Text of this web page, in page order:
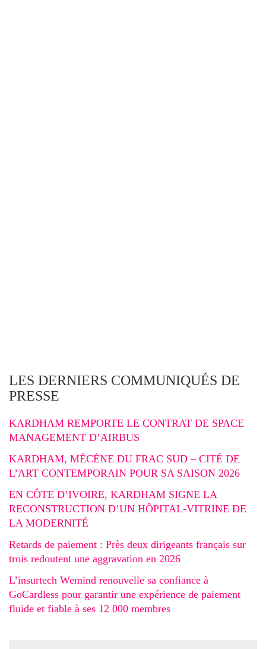
LES DERNIERS COMMUNIQUÉS DE
PRESSE
KARDHAM REMPORTE LE CONTRAT DE SPACE
MANAGEMENT D’AIRBUS
KARDHAM, MÉCÈNE DU FRAC SUD – CITÉ DE
L’ART CONTEMPORAIN POUR SA SAISON 2026
EN CÔTE D’IVOIRE, KARDHAM SIGNE LA
RECONSTRUCTION D’UN HÔPITAL-VITRINE DE
LA MODERNITÉ
Retards de paiement : Près deux dirigeants français sur
trois redoutent une aggravation en 2026
L’insurtech Wemind renouvelle sa confiance à
GoCardless pour garantir une expérience de paiement
fluide et fiable à ses 12 000 membres